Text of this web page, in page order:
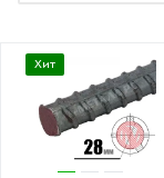
Фактура
Гладкая
Рифленая
Хит